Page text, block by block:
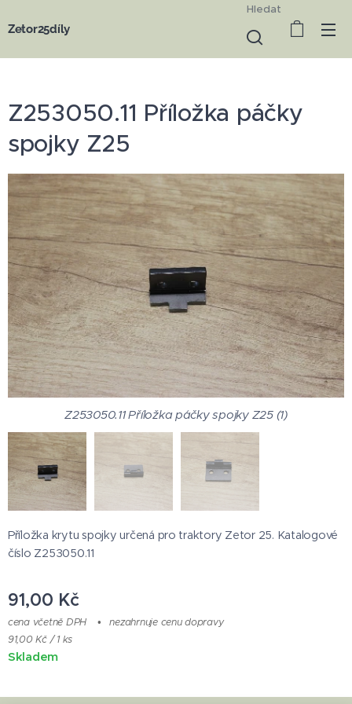
Zetor25díly
Hledat
Z253050.11 Příložka páčky
spojky Z25
Z253050.11 Příložka páčky spojky Z25 (1)
Z253050.11 Příložka páčky spojky Z25 (1)
Z253050.11 Příložka páčky spojky Z25 (1)
Příložka krytu spojky určená pro traktory Zetor 25. Katalogové
číslo Z253050.11
91,00 Kč
cena včetně DPH
nezahrnuje cenu dopravy
91,00 Kč / 1 ks
Skladem